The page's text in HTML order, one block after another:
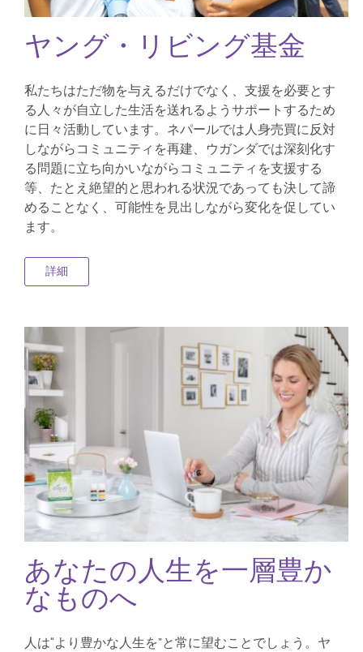
ヤング・リビング基金
私たちはただ物を与えるだけでなく、支援を必要とす
る人々が自立した生活を送れるようサポートするため
に日々活動しています。ネパールでは人身売買に反対
しながらコミュニティを再建、ウガンダでは深刻化す
る問題に立ち向かいながらコミュニティを支援する
等、たとえ絶望的と思われる状況であっても決して諦
めることなく、可能性を見出しながら変化を促してい
ます。
詳細
あなたの人生を一層豊か
なものへ
人は“より豊かな人生を”と常に望むことでしょう。ヤ